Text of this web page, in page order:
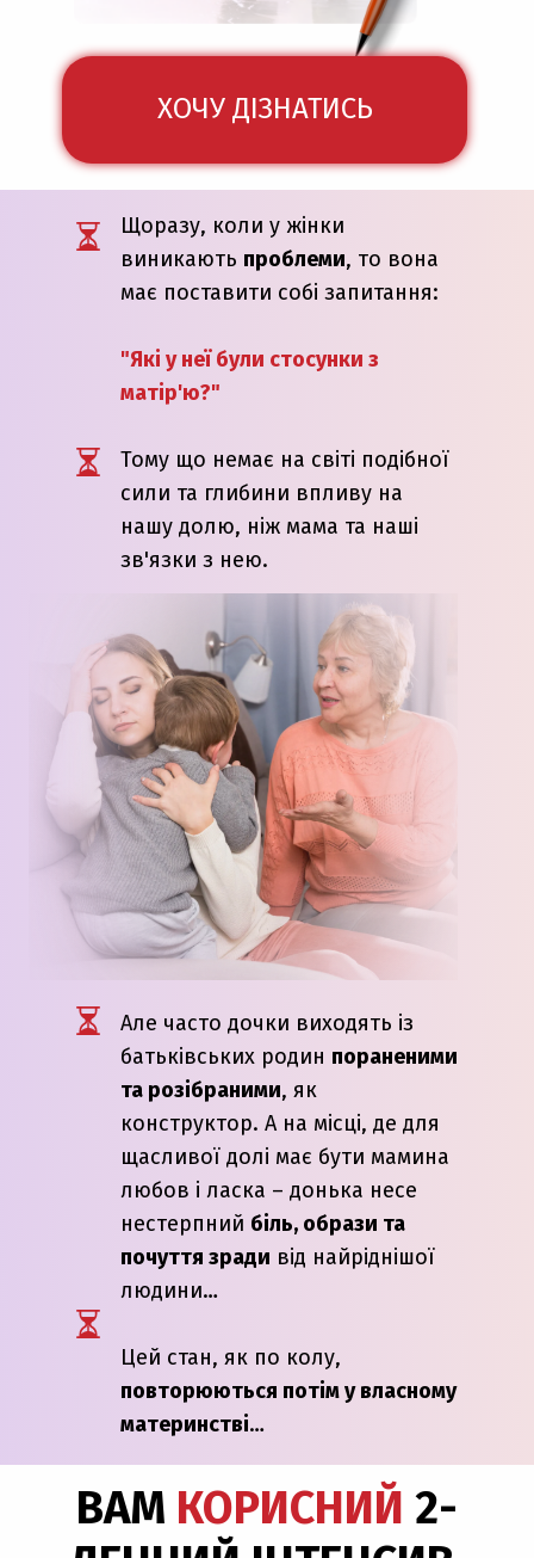
ХОЧУ ДІЗНАТИСЬ
Щоразу, коли у жінки
виникають проблеми, то вона
має поставити собі запитання:
"Які у неї були стосунки з
матір'ю?"
Тому що немає на світі подібної
сили та глибини впливу на
нашу долю, ніж мама та наші
зв'язки з нею.
Але часто дочки виходять із
батьківських родин пораненими
та розібраними, як
конструктор. А на місці, де для
щасливої долі має бути мамина
любов і ласка – донька несе
нестерпний біль, образи та
почуття зради від найріднішої
людини…
Цей стан, як по колу,
повторюються потім у власному
материнстві…
ВАМ КОРИСНИЙ 2-